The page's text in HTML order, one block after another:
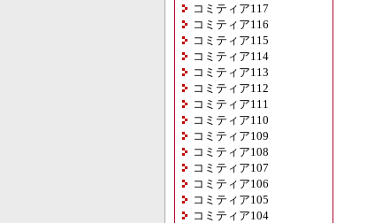
コミティア117
コミティア116
コミティア115
コミティア114
コミティア113
コミティア112
コミティア111
コミティア110
コミティア109
コミティア108
コミティア107
コミティア106
コミティア105
コミティア104